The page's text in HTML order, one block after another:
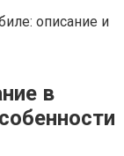
описание и
в